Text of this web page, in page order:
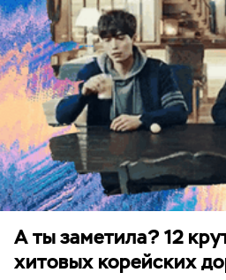
А ты заметила? 12
хитовых корейских